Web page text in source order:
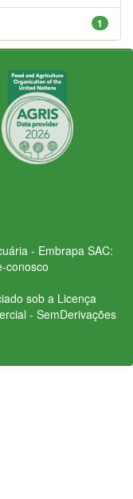
1
- Embrapa SAC:
conosco
sob a Licença
- SemDerivações